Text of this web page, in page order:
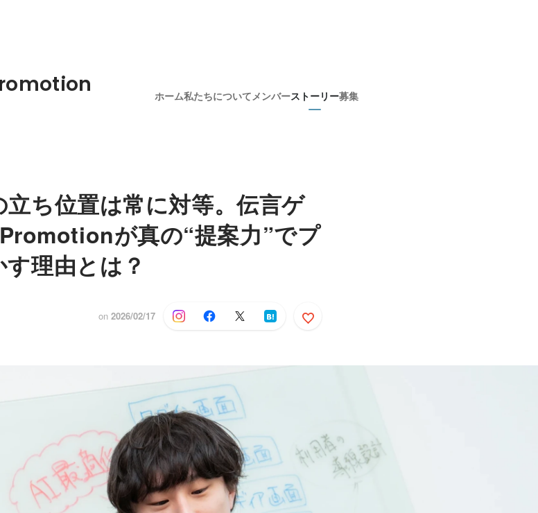
ホーム私たちについて メンバーストーリー募集
ち位置は常に対等。伝言ゲ
が真の“提案力”でプ
理由とは？
on 2026/02/17